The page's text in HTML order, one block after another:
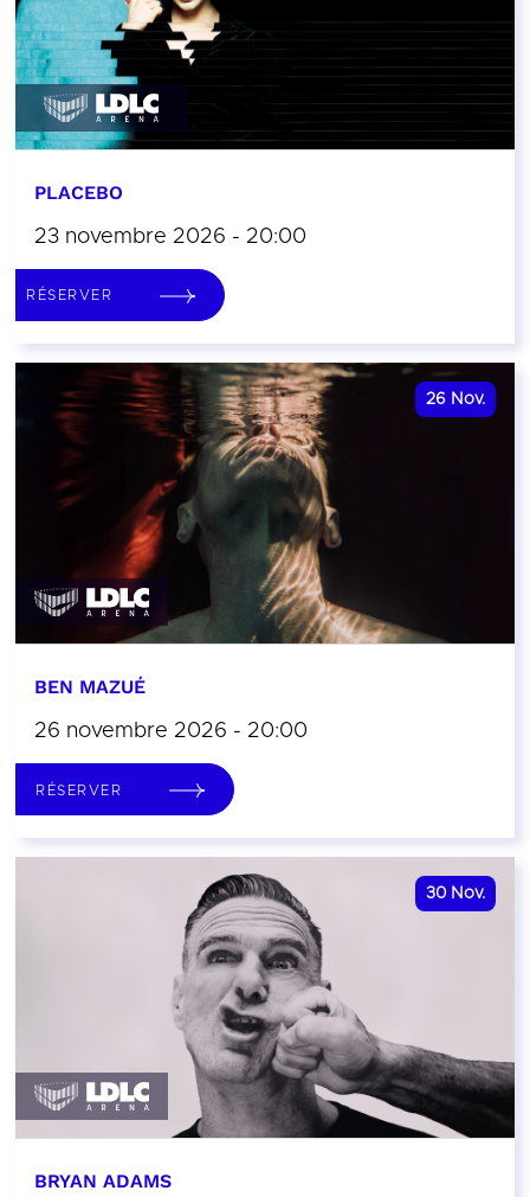
PLACEBO
23 novembre 2026 - 20:00
RÉSERVER
26 Nov.
BEN MAZUÉ
26 novembre 2026 - 20:00
RÉSERVER
30 Nov.
BRYAN ADAMS